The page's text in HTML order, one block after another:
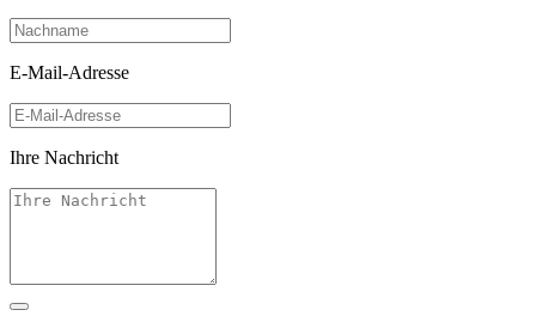
E-Mail-Adresse
Ihre Nachricht